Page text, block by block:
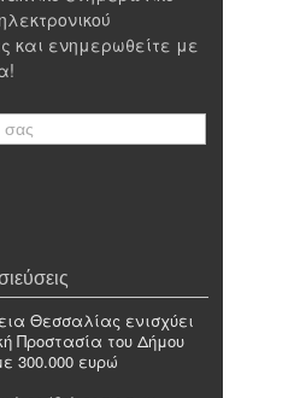
και ενημερωθείτε με
Θεσσαλίας ενισχύει
Προστασία του Δήμου
300.000 ευρώ